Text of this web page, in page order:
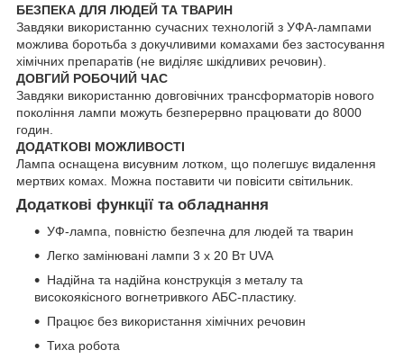
БЕЗПЕКА ДЛЯ ЛЮДЕЙ ТА ТВАРИН
Завдяки використанню сучасних технологій з УФА-лампами
можлива боротьба з докучливими комахами без застосування
хімічних препаратів (не виділяє шкідливих речовин).
ДОВГИЙ РОБОЧИЙ ЧАС
Завдяки використанню довговічних трансформаторів нового
покоління лампи можуть безперервно працювати до 8000
годин.
ДОДАТКОВІ МОЖЛИВОСТІ
Лампа оснащена висувним лотком, що полегшує видалення
мертвих комах. Можна поставити чи повісити світильник.
Додаткові функції та обладнання
УФ-лампа, повністю безпечна для людей та тварин
Легко замінювані лампи 3 x 20 Вт UVA
Надійна та надійна конструкція з металу та
високоякісного вогнетривкого АБС-пластику.
Працює без використання хімічних речовин
Тиха робота